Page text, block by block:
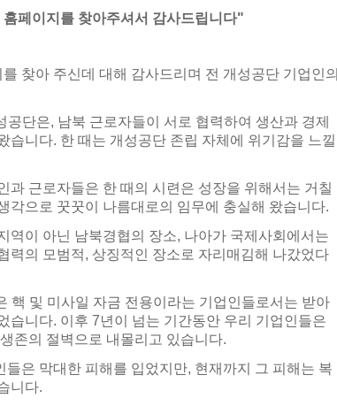
홈페이지를 찾아주셔서 감사드립니다"
찾아 주신데 대해 감사드리며 전 개성공단 기업인의
단은, 남북 근로자들이 서로 협력하여 생산과 경제
습니다. 한 때는 개성공단 존립 자체에 위기감을 느낄
과 근로자들은 한 때의 시련은 성장을 위해서는 거칠
각으로 꿋꿋이 나름대로의 임무에 충실해 왔습니다.
역이 아닌 남북경협의 장소, 나아가 국제사회에서는
력의 모범적, 상징적인 장소로 자리매김해 나갔었다
핵 및 미사일 자금 전용이라는 기업인들로서는 받아
습니다. 이후 7년이 넘는 기간동안 우리 기업인들은
존의 절벽으로 내몰리고 있습니다.
은 막대한 피해를 입었지만, 현재까지 그 피해는 복
니다.